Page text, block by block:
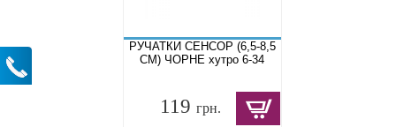
РУЧАТКИ СЕНСОР (6,5-8,5
СМ) ЧОРНЕ хутро 6-34
119грн.